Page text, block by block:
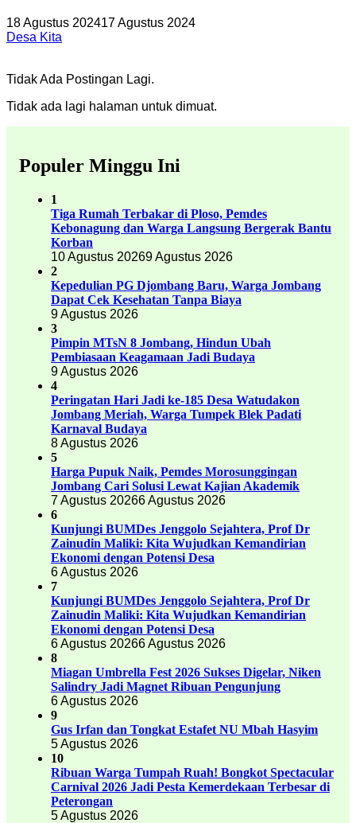
18 Agustus 202417 Agustus 2024
Desa Kita
Tidak Ada Postingan Lagi.
Tidak ada lagi halaman untuk dimuat.
Populer Minggu Ini
1
Tiga Rumah Terbakar di Ploso, Pemdes
Kebonagung dan Warga Langsung Bergerak Bantu
Korban
10 Agustus 20269 Agustus 2026
2
Kepedulian PG Djombang Baru, Warga Jombang
Dapat Cek Kesehatan Tanpa Biaya
9 Agustus 2026
3
Pimpin MTsN 8 Jombang, Hindun Ubah
Pembiasaan Keagamaan Jadi Budaya
9 Agustus 2026
4
Peringatan Hari Jadi ke-185 Desa Watudakon
Jombang Meriah, Warga Tumpek Blek Padati
Karnaval Budaya
8 Agustus 2026
5
Harga Pupuk Naik, Pemdes Morosunggingan
Jombang Cari Solusi Lewat Kajian Akademik
7 Agustus 20266 Agustus 2026
6
Kunjungi BUMDes Jenggolo Sejahtera, Prof Dr
Zainudin Maliki: Kita Wujudkan Kemandirian
Ekonomi dengan Potensi Desa
6 Agustus 2026
7
Kunjungi BUMDes Jenggolo Sejahtera, Prof Dr
Zainudin Maliki: Kita Wujudkan Kemandirian
Ekonomi dengan Potensi Desa
6 Agustus 20266 Agustus 2026
8
Miagan Umbrella Fest 2026 Sukses Digelar, Niken
Salindry Jadi Magnet Ribuan Pengunjung
6 Agustus 2026
9
Gus Irfan dan Tongkat Estafet NU Mbah Hasyim
5 Agustus 2026
10
Ribuan Warga Tumpah Ruah! Bongkot Spectacular
Carnival 2026 Jadi Pesta Kemerdekaan Terbesar di
Peterongan
5 Agustus 2026